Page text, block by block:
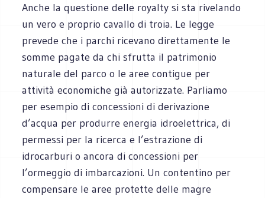
Anche la questione delle royalty si sta rivelando
un vero e proprio cavallo di troia. Le legge
prevede che i parchi ricevano direttamente le
somme pagate da chi sfrutta il patrimonio
naturale del parco o le aree contigue per
attività economiche già autorizzate. Parliamo
per esempio di concessioni di derivazione
d’acqua per produrre energia idroelettrica, di
permessi per la ricerca e l’estrazione di
idrocarburi o ancora di concessioni per
l’ormeggio di imbarcazioni. Un contentino per
compensare le aree protette delle magre